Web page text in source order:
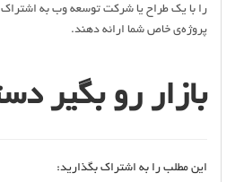
را با یک طراح یا شرکت توسعه وب به اشتراک
پروژه‌ی خاص شما ارائه دهند.
بازار رو بگیر
این مطلب را به اشتراک بگذارید: